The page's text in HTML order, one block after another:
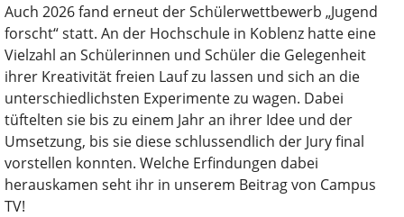
Auch 2026 fand erneut der Schülerwettbewerb „Jugend
forscht“ statt. An der Hochschule in Koblenz hatte eine
Vielzahl an Schülerinnen und Schüler die Gelegenheit
ihrer Kreativität freien Lauf zu lassen und sich an die
unterschiedlichsten Experimente zu wagen. Dabei
tüftelten sie bis zu einem Jahr an ihrer Idee und der
Umsetzung, bis sie diese schlussendlich der Jury final
vorstellen konnten. Welche Erfindungen dabei
herauskamen seht ihr in unserem Beitrag von Campus
TV!